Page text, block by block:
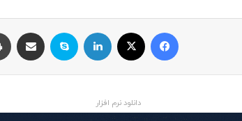
ایکس
دانلود نرم افزار